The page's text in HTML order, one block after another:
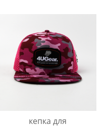
кепка для